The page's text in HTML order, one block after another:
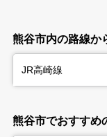
熊谷市内の路線か
JR高崎線
熊谷市でおすすめ